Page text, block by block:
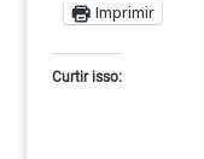
Imprimir
Curtir isso: